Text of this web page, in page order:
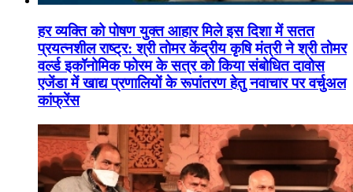
हर व्यक्ति को पोषण युक्त आहार मिले इस दिशा में सतत
प्रयत्नशील राष्ट्र: श्री तोमर केंद्रीय कृषि मंत्री ने श्री तोमर
वर्ल्ड इकॉनोमिक फोरम के सत्र को किया संबोधित दावोस
एजेंडा में खाद्य प्रणालियों के रूपांतरण हेतु नवाचार पर वर्चुअल
कांफ्रेंस